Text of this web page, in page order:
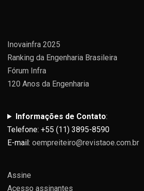
Inovainfra 2025
Ranking da Engenharia Brasileira
Fórum Infra
120 Anos da Engenharia
Informações de Contato:
Telefone: +55 (11) 3895-8590
E-mail: oempreiteiro@revistaoe.com.br
Assine
Acesso assinantes